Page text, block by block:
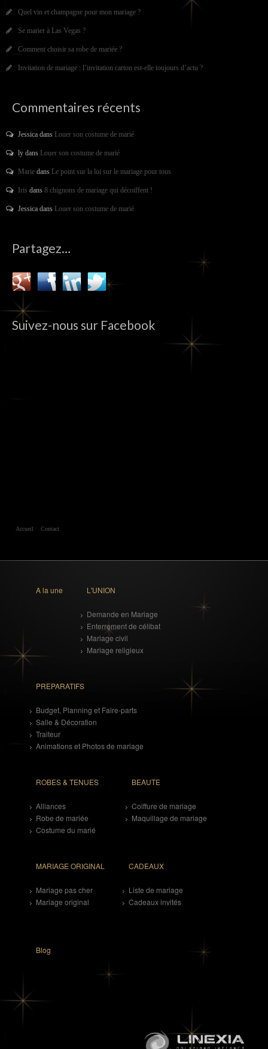
Quel vin et champagne pour mon mariage ?
Se marier à Las Vegas ?
Comment choisir sa robe de mariée ?
Invitation de mariage : l’invitation carton est-elle toujours d’actu ?
Commentaires récents
Jessica dans Louer son costume de marié
ly dans Louer son costume de marié
Marie dans Le point sur la loi sur le mariage pour tous
Iris dans 8 chignons de mariage qui décoiffent !
Jessica dans Louer son costume de marié
Partagez…
Suivez-nous sur Facebook
Accueil Contact
A la une L'UNION
Demande en Mariage
Enterrement de célibat
Mariage civil
Mariage religieux
PREPARATIFS
Budget, Planning et Faire-parts
Salle & Décoration
Traiteur
Animations et Photos de mariage
ROBES & TENUES
Alliances
Robe de mariée
Costume du marié
BEAUTE
Coiffure de mariage
Maquillage de mariage
MARIAGE ORIGINAL
Mariage pas cher
Mariage original
CADEAUX
Liste de mariage
Cadeaux invités
Blog